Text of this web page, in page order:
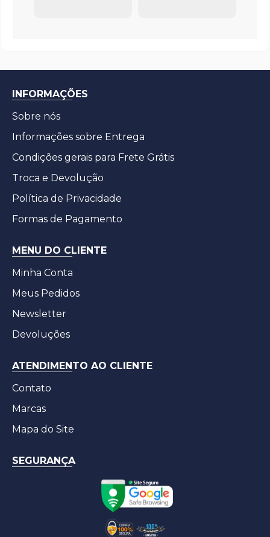
INFORMAÇÕES
Sobre nós
Informações sobre Entrega
Condições gerais para Frete Grátis
Troca e Devolução
Política de Privacidade
Formas de Pagamento
MENU DO CLIENTE
Minha Conta
Meus Pedidos
Newsletter
Devoluções
ATENDIMENTO AO CLIENTE
Contato
Marcas
Mapa do Site
SEGURANÇA